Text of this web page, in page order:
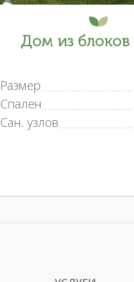
Дом из блоков
Размер
Спален
Сан. узлов